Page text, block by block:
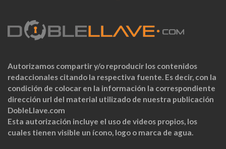
Autorizamos compartir y/o reproducir los contenidos
redaccionales citando la respectiva fuente. Es decir, con la
condición de colocar en la información la correspondiente
dirección url del material utilizado de nuestra publicación
DobleLlave.com
Esta autorización incluye el uso de videos propios, los
cuales tienen visible un ícono, logo o marca de agua.